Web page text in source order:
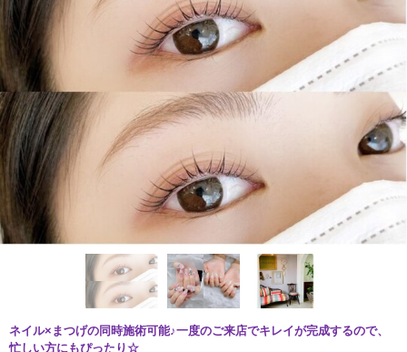
ネイル×まつげの同時施術可能♪一度のご来店でキレイが完成するので、
忙しい方にもぴったり☆